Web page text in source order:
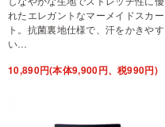
れたエレガントなマーメイドスカー
ト。抗菌裏地仕様で、汗をかきやす
い…
10,890円(本体9,900円、税990円)